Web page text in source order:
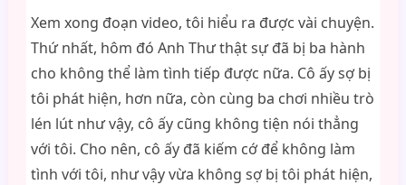
Xem xong đoạn video, tôi hiểu ra được vài chuyện.
Thứ nhất, hôm đó Anh Thư thật sự đã bị ba hành
cho không thể làm tình tiếp được nữa. Cô ấy sợ bị
tôi phát hiện, hơn nữa, còn cùng ba chơi nhiều trò
lén lút như vậy, cô ấy cũng không tiện nói thẳng
với tôi. Cho nên, cô ấy đã kiếm cớ để không làm
tình với tôi, như vậy vừa không sợ bị tôi phát hiện,